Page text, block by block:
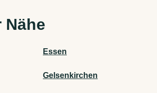
Nähe
Essen
Gelsenkirchen